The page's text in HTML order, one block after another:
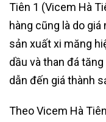
Tiên 1 (Vicem Hà
hàng cũng là do
sản xuất xi măng
dầu và than đá
dẫn đến giá thành
Theo Vicem Hà